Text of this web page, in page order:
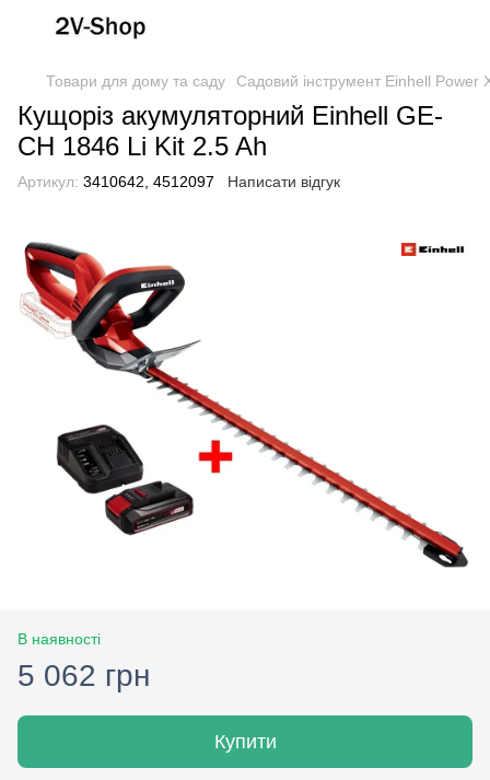
Товари для дому та саду Садовий інструмент Einhell Power
Кущоріз акумуляторний Einhell GE-
CH 1846 Li Kit 2.5 Ah
Артикул: 3410642, 4512097 Написати відгук
В наявності
5 062 грн
Купити